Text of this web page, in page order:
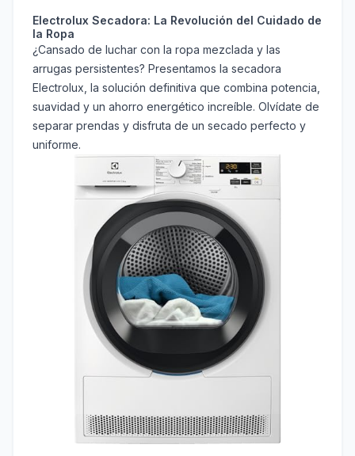
Electrolux Secadora: La Revolución del Cuidado de
la Ropa
¿Cansado de luchar con la ropa mezclada y las
arrugas persistentes? Presentamos la secadora
Electrolux, la solución definitiva que combina potencia,
suavidad y un ahorro energético increíble. Olvídate de
separar prendas y disfruta de un secado perfecto y
uniforme.